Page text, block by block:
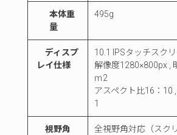
本体重
量
495g
ディスプ
レイ仕様
10.1 IPSタッチスク
解像度1280×800px ,
ｍ2
アスペクト比16：10
1
視野角
全視野角対応（スク